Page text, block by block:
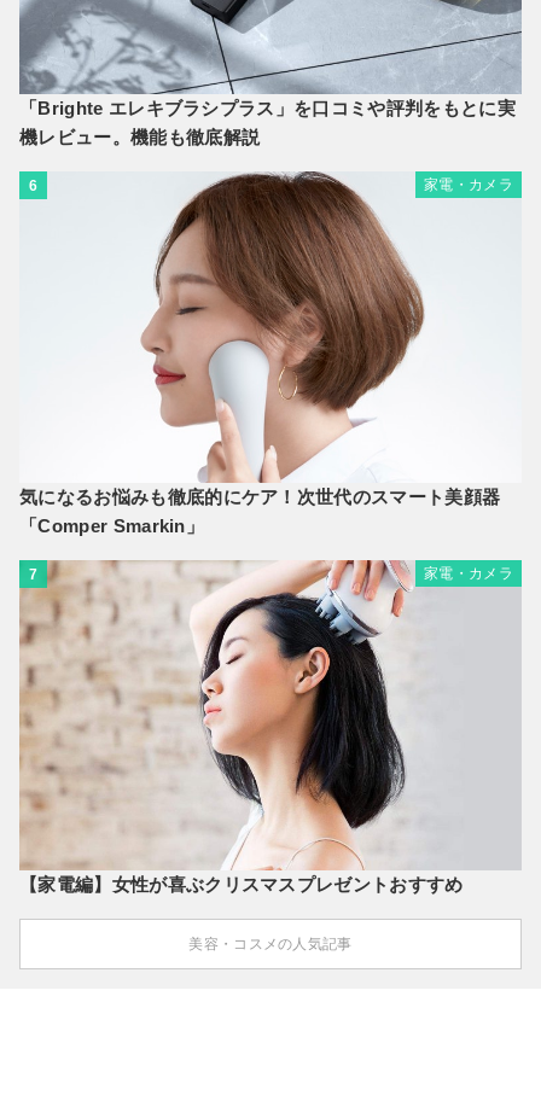
「Brighte エレキブラシプラス」を口コミや評判をもとに実
機レビュー。機能も徹底解説
6 家電・カメラ
気になるお悩みも徹底的にケア！次世代のスマート美顔器
「Comper Smarkin」
7 家電・カメラ
【家電編】女性が喜ぶクリスマスプレゼントおすすめ
美容・コスメの人気記事